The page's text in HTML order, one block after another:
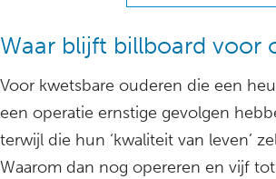
Waar blijft billboard voor
Voor kwetsbare ouderen die een
een operatie ernstige gevolgen
terwijl die hun ‘kwaliteit van leven’
Waarom dan nog opereren en vijf